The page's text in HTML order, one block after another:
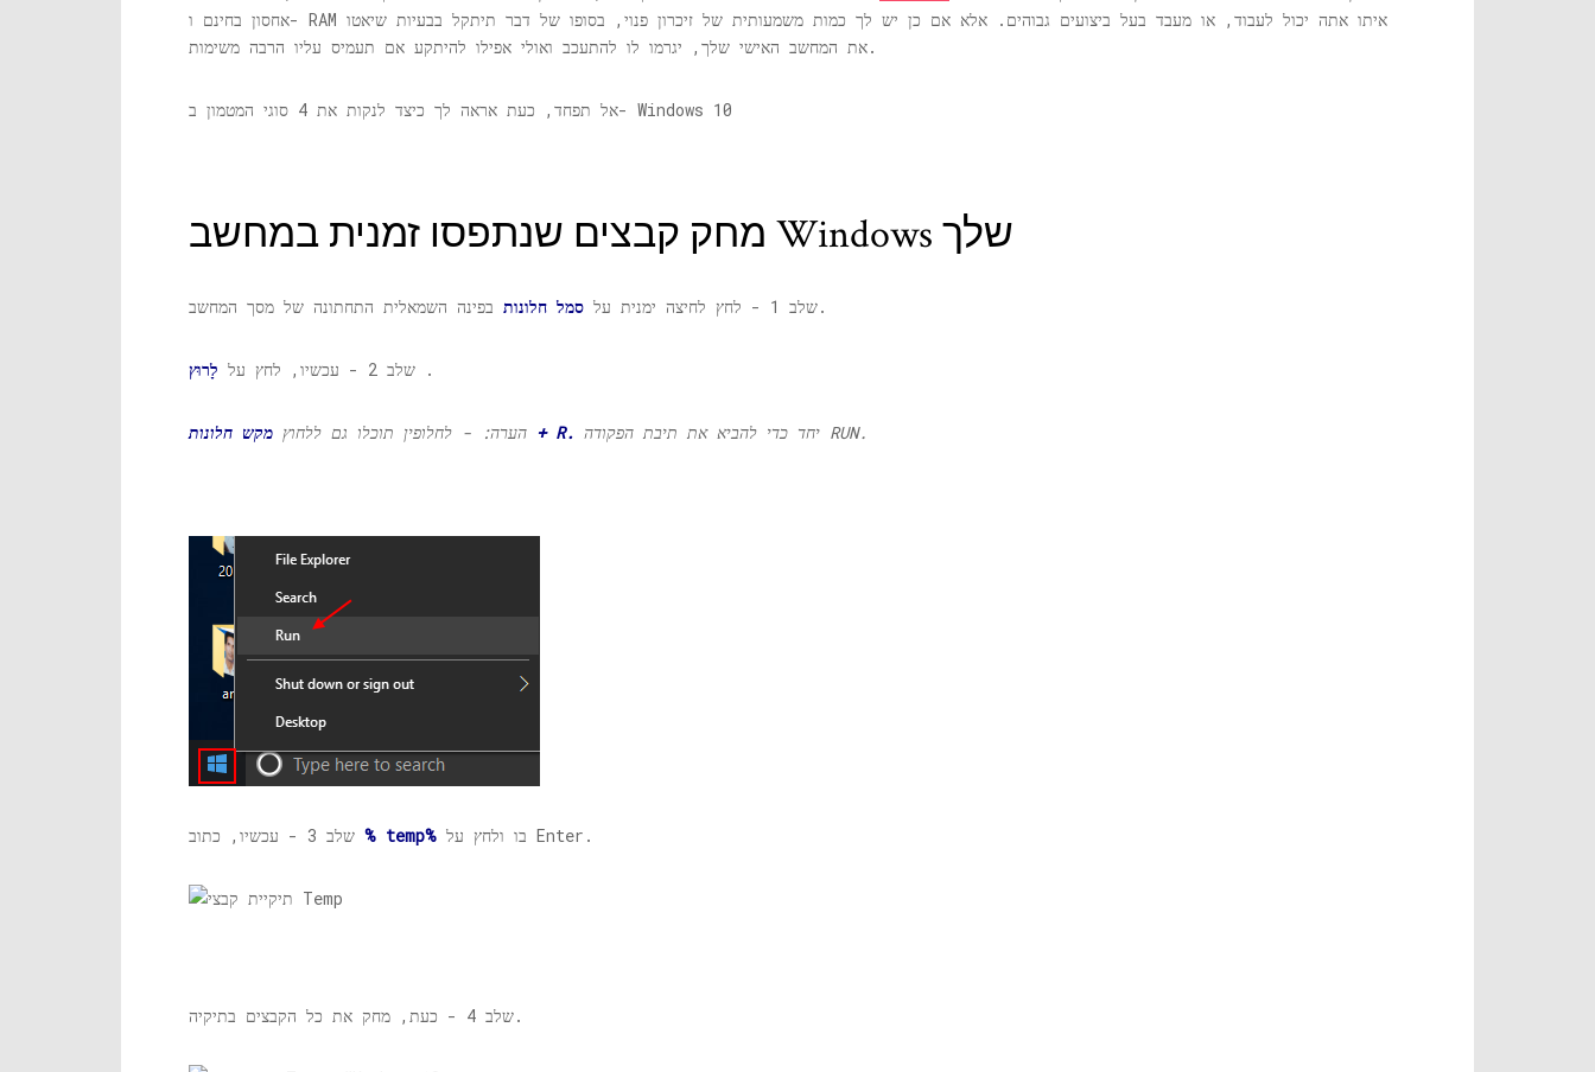
אחסון בחינם ו- RAM איתו אתה יכול לעבוד, או מעבד בעל ביצועים גבוהים. אלא אם כן יש לך כמות משמעותית של זיכרון פנוי, בסופו של דבר תיתקל בבעיות שיאטו
את המחשב האישי שלך, יגרמו לו להתעכב ואולי אפילו להיתקע אם תעמיס עליו הרבה משימות.
אל תפחד, כעת אראה לך כיצד לנקות את 4 סוגי המטמון ב- Windows 10
מחק קבצים שנתפסו זמנית במחשב Windows שלך
שלב 1 - לחץ לחיצה ימנית על סמל חלונות בפינה השמאלית התחתונה של מסך המחשב.
שלב 2 - עכשיו, לחץ על לָרוּץ .
הערה: - לחלופין תוכלו גם ללחוץ מקש חלונות + R. יחד כדי להביא את תיבת הפקודה RUN.
שלב 3 - עכשיו, כתוב % temp% בו ולחץ על Enter.
שלב 4 - כעת, מחק את כל הקבצים בתיקיה.